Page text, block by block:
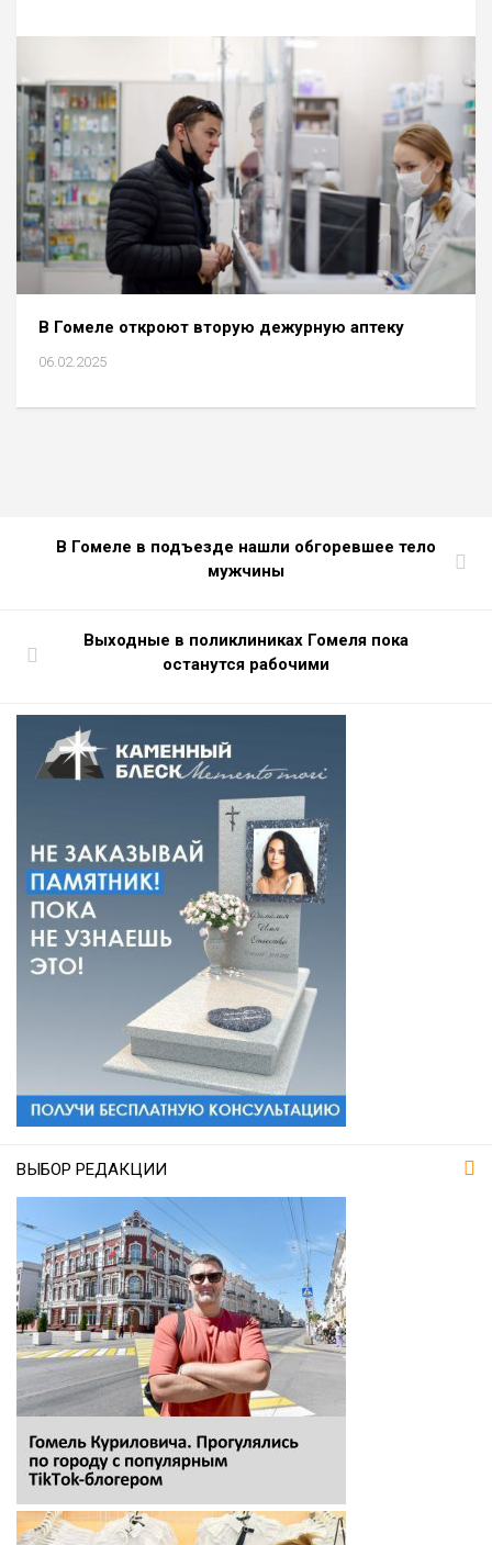
В Гомеле откроют вторую дежурную аптеку
06.02.2025
В Гомеле в подъезде нашли обгоревшее тело
мужчины
Выходные в поликлиниках Гомеля пока
останутся рабочими
ВЫБОР РЕДАКЦИИ